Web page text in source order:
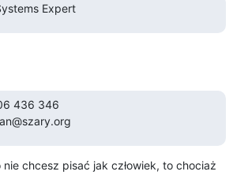
Expert
436 346
chcesz pisać jak człowiek, to chociaż